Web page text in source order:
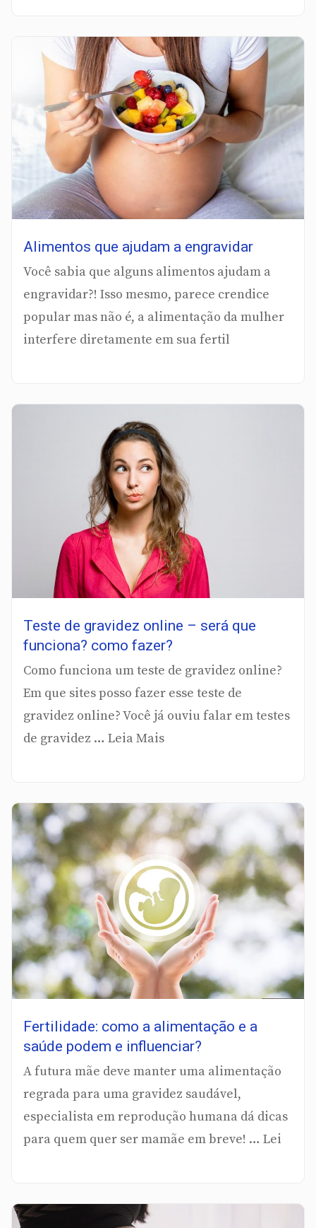
Alimentos que ajudam a engravidar
Você sabia que alguns alimentos ajudam a
engravidar?! Isso mesmo, parece crendice
popular mas não é, a alimentação da mulher
interfere diretamente em sua fertil
Teste de gravidez online – será que
funciona? como fazer?
Como funciona um teste de gravidez online?
Em que sites posso fazer esse teste de
gravidez online? Você já ouviu falar em testes
de gravidez … Leia Mais
Fertilidade: como a alimentação e a
saúde podem e influenciar?
A futura mãe deve manter uma alimentação
regrada para uma gravidez saudável,
especialista em reprodução humana dá dicas
para quem quer ser mamãe em breve! … Lei